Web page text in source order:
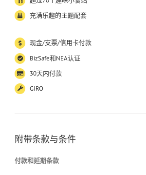
充满乐趣的主题配套
现金/支票/信用卡付款
BizSafe和NEA认证
30天内付款
GIRO
附带条款与条件
付款和延期条款